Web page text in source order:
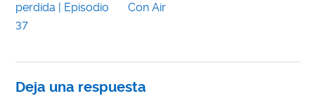
perdida | Episodio
37
Con Air
Deja una respuesta